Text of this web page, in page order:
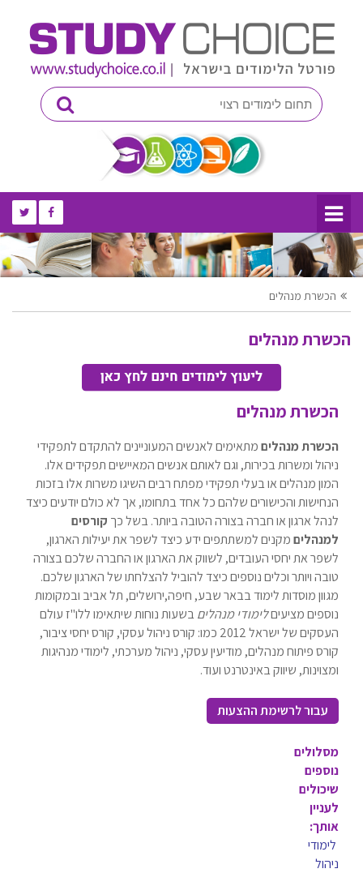
הכשרת מנהלים
הכשרת מנהלים
הכשרת מנהלים
הכשרת מנהליםמתאימים לאנשים המעוניינים להתקדם לתפקידי
ניהול ומשרות בכירות, וגם לאותם אנשים המאיישים תפקידים אלו.
המון מנהלים או בעלי תפקידי מפתח רבים השיגו משרות אלו בזכות
הנחישות והכישורים שלהם כל אחד בתחומו, אך לא כולם יודעים כיצד
לנהל ארגון או חברה בצורה הטובה ביותר. בשל כך קורסים
למנהליםמקנים למשתתפים ידע כיצד לשפר את יעילות הארגון,
לשפר את יחסי העובדים, לשווק את הארגון או החברה שלכם בצורה
טובה ויותר וכלים נוספים כיצד להוביל להצלחתו של הארגון שלכם.
מגוון מוסדות לימוד בבאר שבע, חיפה,ירושלים, תל אביב ובמקומות
נוספים מציעיםלימודי מנהליםבשעות נוחות שיתאימו ללו"ז עולם
העסקים של ישראל 2012 כמו: קורס ניהול עסקי, קורס יחסי ציבור,
קורס פיתוח מנהלים, מודיעין עסקי, ניהול מערכתי, לימודי מנהיגות
ומצוינות, שיווק באינטרנט ועוד.
עבור לרשימת ההצעות
מסלולים
נוספים
שיכולים
לעניין
אותך:
לימודי
ניהול